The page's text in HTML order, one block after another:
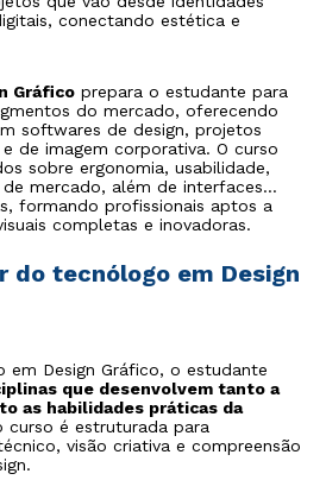
conectando estética e
Gráfico prepara o estudante para
do mercado, oferecendo
softwares de design, projetos
de imagem corporativa. O curso
sobre ergonomia, usabilidade,
mercado, além de interfaces
formando profissionais aptos a
completas e inovadoras.
do tecnólogo em Design
em Design Gráfico, o estudante
que desenvolvem tanto a
as habilidades práticas da
curso é estruturada para
visão criativa e compreensão